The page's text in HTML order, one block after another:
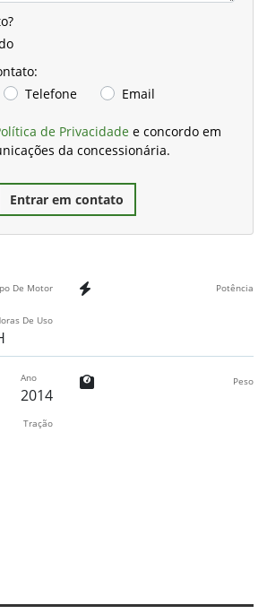
Telefone Email
de Privacidade e concordo em
da concessionária.
Entrar em contato
De Motor Potência
De Uso
Ano
2014
Peso
Tração